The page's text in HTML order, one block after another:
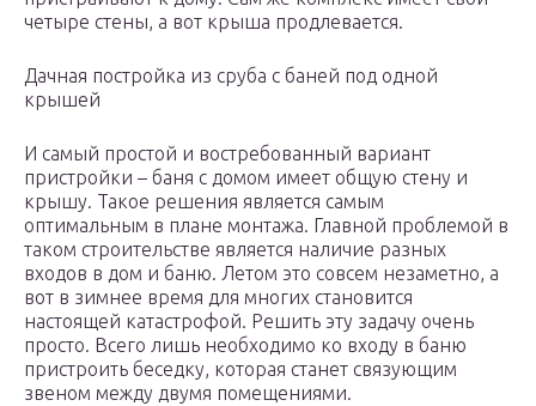
четыре стены, а вот крыша продлевается.
Дачная постройка из сруба с баней под одной
крышей
И самый простой и востребованный вариант
пристройки – баня с домом имеет общую стену и
крышу. Такое решения является самым
оптимальным в плане монтажа. Главной проблемой в
таком строительстве является наличие разных
входов в дом и баню. Летом это совсем незаметно, а
вот в зимнее время для многих становится
настоящей катастрофой. Решить эту задачу очень
просто. Всего лишь необходимо ко входу в баню
пристроить беседку, которая станет связующим
звеном между двумя помещениями.